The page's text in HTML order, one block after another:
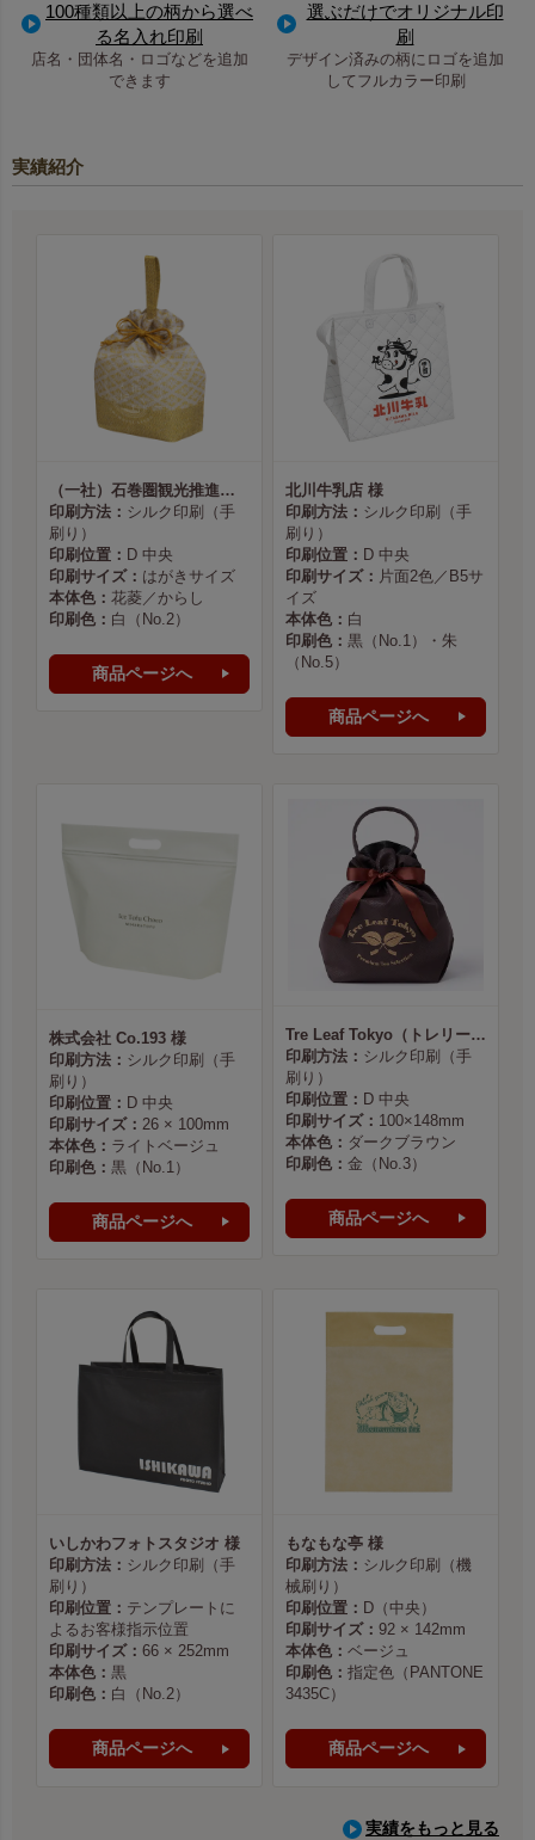
100種類以上の柄から選べ
る名入れ印刷
店名・団体名・ロゴなどを追加
できます
選ぶだけでオリジナル印
刷
デザイン済みの柄にロゴを追加
してフルカラー印刷
実績紹介
（一社）石巻圏観光推進機構様
印刷方法： シルク印刷（手
刷り）
印刷位置： D 中央
印刷サイズ： はがきサイズ
本体色： 花菱／からし
印刷色： 白（No.2）
商品ページへ
北川牛乳店 様
印刷方法： シルク印刷（手
刷り）
印刷位置： D 中央
印刷サイズ： 片面2色／B5サ
イズ
本体色： 白
印刷色： 黒（No.1）・朱
（No.5）
商品ページへ
株式会社 Co.193 様
印刷方法： シルク印刷（手
刷り）
印刷位置： D 中央
印刷サイズ： 26 × 100mm
本体色： ライトベージュ
印刷色： 黒（No.1）
商品ページへ
Tre Leaf Tokyo（トレリーフ東京） 様
印刷方法： シルク印刷（手
刷り）
印刷位置： D 中央
印刷サイズ： 100×148mm
本体色： ダークブラウン
印刷色： 金（No.3）
商品ページへ
いしかわフォトスタジオ 様
印刷方法： シルク印刷（手
刷り）
印刷位置： テンプレートに
よるお客様指示位置
印刷サイズ： 66 × 252mm
本体色： 黒
印刷色： 白（No.2）
商品ページへ
もなもな亭 様
印刷方法： シルク印刷（機
械刷り）
印刷位置： D（中央）
印刷サイズ： 92 × 142mm
本体色： ベージュ
印刷色： 指定色（PANTONE
3435C）
商品ページへ
実績をもっと見る